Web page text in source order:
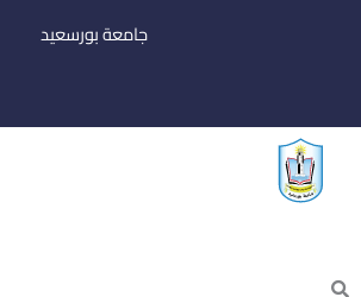
جامعة بورسعيد
Search